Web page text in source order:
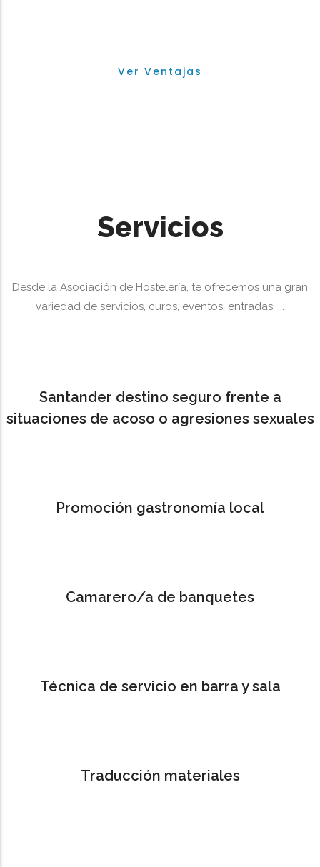
Ver Ventajas
Servicios
Desde la Asociación de Hostelería, te ofrecemos una gran
variedad de servicios, curos, eventos, entradas, ...
Santander destino seguro frente a
situaciones de acoso o agresiones sexuales
Promoción gastronomía local
Camarero/a de banquetes
Técnica de servicio en barra y sala
Traducción materiales